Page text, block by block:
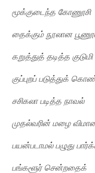
மூக்குடைந்த கோணூசி
தைக்கும் நூலான
கறுத்துத் தடித்த குடுமி
குப்புறப் படுத்துக்
சசிகலா படித்த நாவல்
முதல்வரின் மழை
பயன்படாமல் பழுது
பங்களூர் சென்றதைக்